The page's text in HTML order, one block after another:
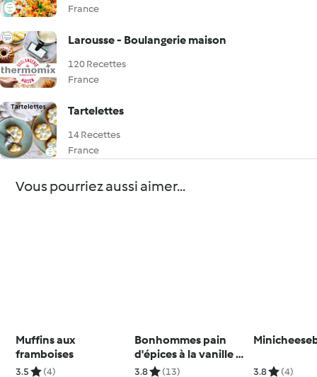
France
Larousse - Boulangerie maison
120 Recettes
France
Tartelettes
14 Recettes
France
Vous pourriez aussi aimer...
Muffins aux
framboises
3.5 (4)
Bonhommes pain
d'épices à la vanille et
au chocolat
3.8 (13) 3.8 (4)